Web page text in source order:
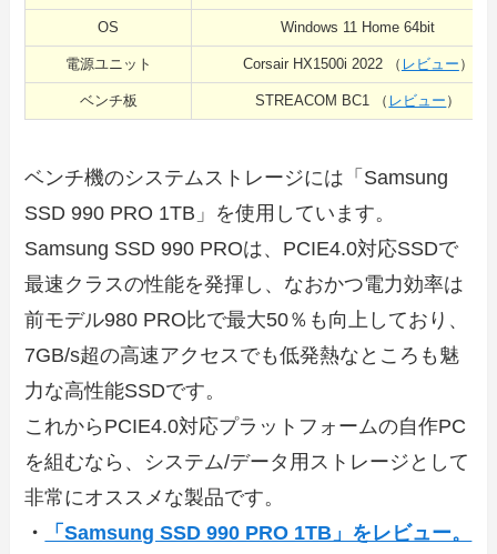
OS Windows 11 Home 64bit
電源ユニット Corsair HX1500i 2022 （ レビュー ）
ベンチ板 STREACOM BC1 （ レビュー ）
ベンチ機のシステムストレージには「Samsung
SSD 990 PRO 1TB」を使用しています。
Samsung SSD 990 PROは、PCIE4.0対応SSDで
最速クラスの性能を発揮し、なおかつ電力効率は
前モデル980 PRO比で最大50％も向上しており、
7GB/s超の高速アクセスでも低発熱なところも魅
力な高性能SSDです。
これからPCIE4.0対応プラットフォームの自作PC
を組むなら、システム/データ用ストレージとして
非常にオススメな製品です。
・
「Samsung SSD 990 PRO 1TB」をレビュー。